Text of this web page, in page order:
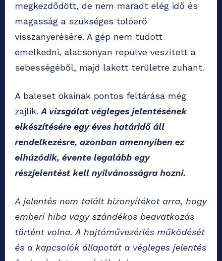
megkezdődött, de nem maradt elég idő és
magasság a szükséges tolóerő
visszanyerésére. A gép nem tudott
emelkedni, alacsonyan repülve veszített a
sebességéből, majd lakott területre zuhant.
A baleset okainak pontos feltárása még
zajlik.A vizsgálat végleges jelentésének
elkészítésére egy éves határidő áll
rendelkezésre, azonban amennyiben ez
elhúzódik, évente legalább egy
részjelentést kell nyilvánosságra hozni.
A jelentés nem talált bizonyítékot arra, hogy
emberi hiba vagy szándékos beavatkozás
történt volna. A hajtóművezérlés működését
és a kapcsolók állapotát a végleges jelentés